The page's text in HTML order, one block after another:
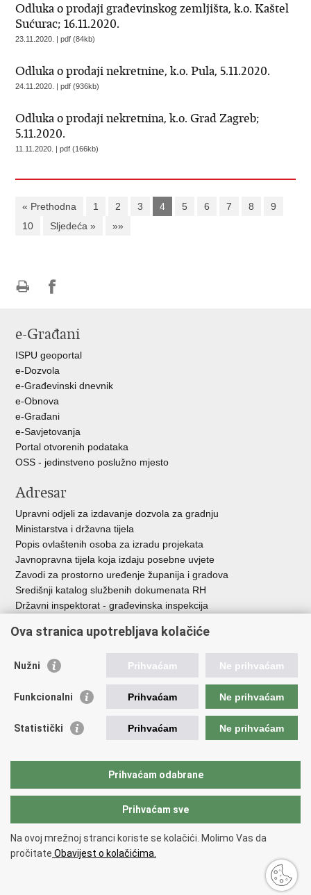
Odluka o prodaji građevinskog zemljišta, k.o. Kaštel
Sućurac; 16.11.2020.
23.11.2020. | pdf (84kb)
Odluka o prodaji nekretnine, k.o. Pula, 5.11.2020.
24.11.2020. | pdf (936kb)
Odluka o prodaji nekretnina, k.o. Grad Zagreb;
5.11.2020.
11.11.2020. | pdf (166kb)
« Prethodna 1 2 3 4 5 6 7 8
9
10
Sljedeća » »»
FacebookuTwitteru
e-Građani
ISPU geoportal
e-Dozvola
e-Građevinski dnevnik
e-Obnova
e-Građani
e-Savjetovanja
Portal otvorenih podataka
OSS - jedinstveno poslužno mjesto
Adresar
Upravni odjeli za izdavanje dozvola za gradnju
Ministarstva i državna tijela
Popis ovlaštenih osoba za izradu projekata
Javnopravna tijela koja izdaju posebne uvjete
Zavodi za prostorno uređenje županija i gradova
Središnji katalog službenih dokumenata RH
Državni inspektorat - građevinska inspekcija
Vlada Republike Hrvatske
Agencija za pravni promet i posredovanje nekretninama
Fond za zaštitu okoliša i energetsku učinkovitost
Državne nekretnine d.o.o.
Copyright © 2026 Ministarstvo prostornoga uređenja, graditeljstva i
državne imovine.
Uvjeti korištenja.Izjava o pristupačnosti
Ova stranica upotrebljava kolačiće
Nužni Prihvaćam Ne prihvaćam
Funkcionalni Prihvaćam Ne prihvaćam
Statistički Prihvaćam Ne prihvaćam
Prihvaćam odabrane
Prihvaćam sve
Na ovoj mrežnoj stranci koriste se kolačići. Molimo Vas da
pročitate Obavijest o kolačićima.